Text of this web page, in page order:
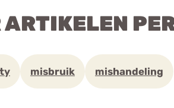
ARTIKELEN
misbruik mishandeling